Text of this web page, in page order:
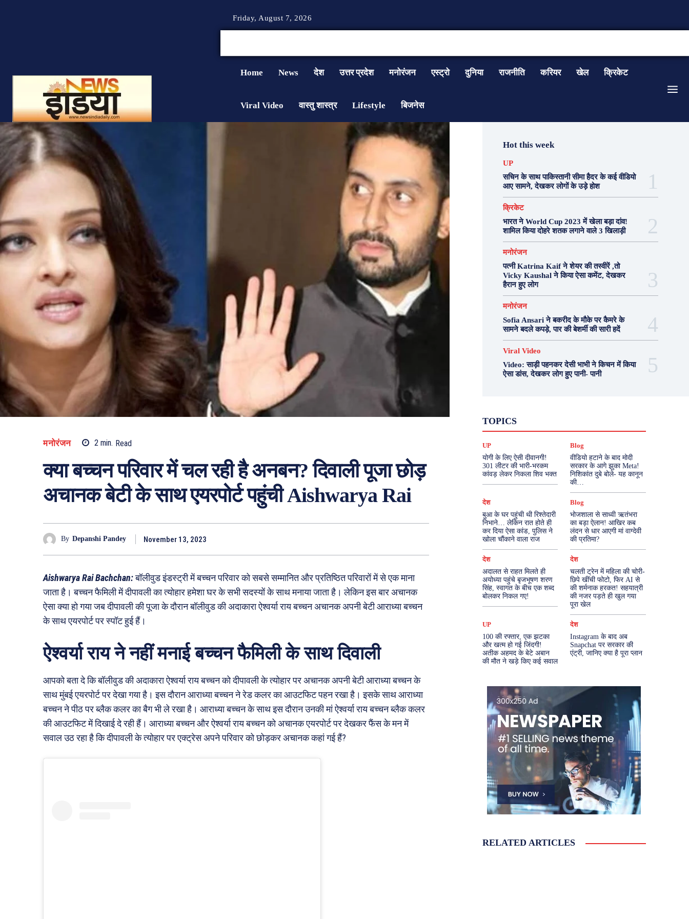
Friday, August 7, 2026
Home News देश उत्तर प्रदेश मनोरंजन एस्ट्रो दुनिया राजनीति करियर खेल क्रिकेट
Viral Video वास्तु शास्त्र Lifestyle बिजनेस
मनोरंजन 2min. Read
क्या बच्चन परिवार में चल रही है अनबन? दिवाली पूजा छोड़
अचानक बेटी के साथ एयरपोर्ट पहुंची Aishwarya Rai
By Depanshi Pandey November 13, 2023
Aishwarya Rai Bachchan:बॉलीवुड इंडस्ट्री में बच्चन परिवार को सबसे सम्मानित और प्रतिष्ठित परिवारों में से एक माना
जाता है। बच्चन फैमिली में दीपावली का त्योहार हमेशा घर के सभी सदस्यों के साथ मनाया जाता है। लेकिन इस बार अचानक
ऐसा क्या हो गया जब दीपावली की पूजा के दौरान बॉलीवुड की अदाकारा ऐश्वर्या राय बच्चन अचानक अपनी बेटी आराध्या बच्चन
के साथ एयरपोर्ट पर स्पॉट हुई हैं।
ऐश्वर्या राय ने नहीं मनाई बच्चन फैमिली के साथ दिवाली
आपको बता दे कि बॉलीवुड की अदाकारा ऐश्वर्या राय बच्चन को दीपावली के त्योहार पर अचानक अपनी बेटी आराध्या बच्चन के
साथ मुंबई एयरपोर्ट पर देखा गया है। इस दौरान आराध्या बच्चन ने रेड कलर का आउटफिट पहन रखा है। इसके साथ आराध्या
बच्चन ने पीठ पर ब्लैक कलर का बैग भी ले रखा है। आराध्या बच्चन के साथ इस दौरान उनकी मां ऐश्वर्या राय बच्चन ब्लैक कलर
की आउटफिट में दिखाई दे रही हैं। आराध्या बच्चन और ऐश्वर्या राय बच्चन को अचानक एयरपोर्ट पर देखकर फैंस के मन में
सवाल उठ रहा है कि दीपावली के त्योहार पर एक्ट्रेस अपने परिवार को छोड़कर अचानक कहां गई हैं?
Hot this week
UP
सचिन के साथ पाकिस्तानी सीमा हैदर के कई वीडियो
आए सामने, देखकर लोगों के उड़े होश
क्रिकेट
भारत ने World Cup 2023 में खेला बड़ा दांव!
शामिल किया दोहरे शतक लगाने वाले 3 खिलाड़ी
मनोरंजन
पत्नी Katrina Kaif ने शेयर की तस्वीरें ,तो
Vicky Kaushal ने किया ऐसा कमेंट, देखकर
हैरान हुए लोग
मनोरंजन
Sofia Ansari ने बकरीद के मौके पर कैमरे के
सामने बदले कपड़े, पार की बेशर्मी की सारी हदें
Viral Video
Video: साड़ी पहनकर देसी भाभी ने किचन में किया
ऐसा डांस, देखकर लोग हुए पानी- पानी
TOPICS
दुनिया
मनोरंजन
राजनीति वास्तु शास्त्र
More
UP
योगी के लिए ऐसी दीवानगी!
301 लीटर की भारी-भरकम
कांवड़ लेकर निकला शिव भक्त
Blog
वीडियो हटाने के बाद मोदी
सरकार के आगे झुका Meta!
निशिकांत दुबे बोले- यह कानून
की…
देश
बुआ के घर पहुंची थी रिश्तेदारी
निभाने… लेकिन रात होते ही
कर दिया ऐसा कांड, पुलिस ने
खोला चौंकाने वाला राज
Blog
भोजशाला से साध्वी ऋतंभरा
का बड़ा ऐलान! आखिर कब
लंदन से धार आएगी मां वाग्देवी
की प्रतिमा?
देश
अदालत से राहत मिलते ही
अयोध्या पहुंचे बृजभूषण शरण
सिंह, स्वागत के बीच एक शब्द
बोलकर निकल गए!
देश
चलती ट्रेन में महिला की चोरी-
छिपे खींची फोटो, फिर AI से
की शर्मनाक हरकत! सहयात्री
की नजर पड़ते ही खुल गया
पूरा खेल
UP
100 की रफ्तार, एक झटका
और खत्म हो गई जिंदगी!
अतीक अहमद के बेटे अबान
की मौत ने खड़े किए कई सवाल
देश
Instagram के बाद अब
Snapchat पर सरकार की
एंट्री, जानिए क्या है पूरा प्लान
RELATED ARTICLES